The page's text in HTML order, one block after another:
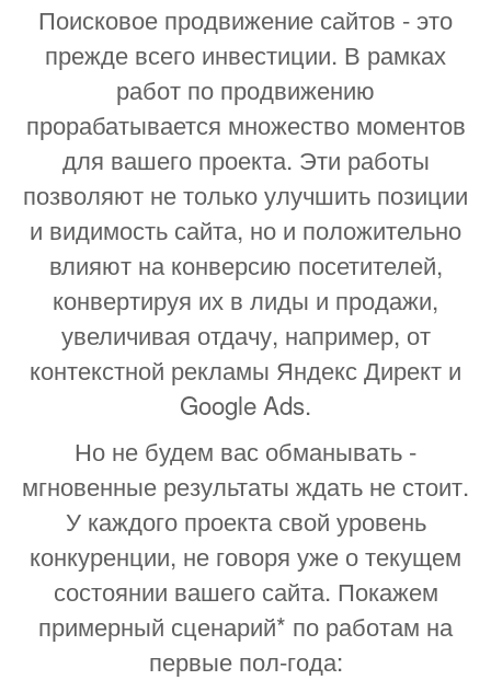
Поисковое продвижение сайтов - это
прежде всего инвестиции. В рамках
работ по продвижению
прорабатывается множество моментов
для вашего проекта. Эти работы
позволяют не только улучшить позиции
и видимость сайта, но и положительно
влияют на конверсию посетителей,
конвертируя их в лиды и продажи,
увеличивая отдачу, например, от
контекстной рекламы Яндекс Директ и
Google Ads.
Но не будем вас обманывать -
мгновенные результаты ждать не стоит.
У каждого проекта свой уровень
конкуренции, не говоря уже о текущем
состоянии вашего сайта. Покажем
примерный сценарий* по работам на
первые пол-года: